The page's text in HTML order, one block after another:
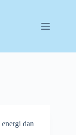
energi dan